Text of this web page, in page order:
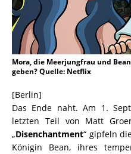
Mora, die Meerjungfrau und
geben? Quelle: Netflix
[Berlin]
Das Ende naht. Am 1.
letzten Teil von Matt
„Disenchantment“ gipfeln
Königin Bean, ihres